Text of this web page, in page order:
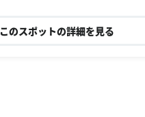
このスポットの詳細を見る